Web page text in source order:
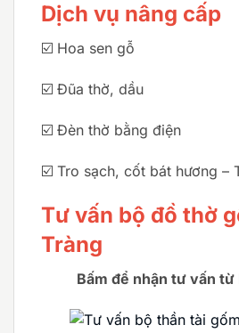
Dịch vụ nâng cấp
☑️ Hoa sen gỗ
☑️ Đũa thờ, dầu
☑️ Đèn thờ bằng điện
☑️ Tro sạch, cốt bát hương –
Tư vấn bộ đồ thờ
Tràng
Bấm để nhận tư vấn từ